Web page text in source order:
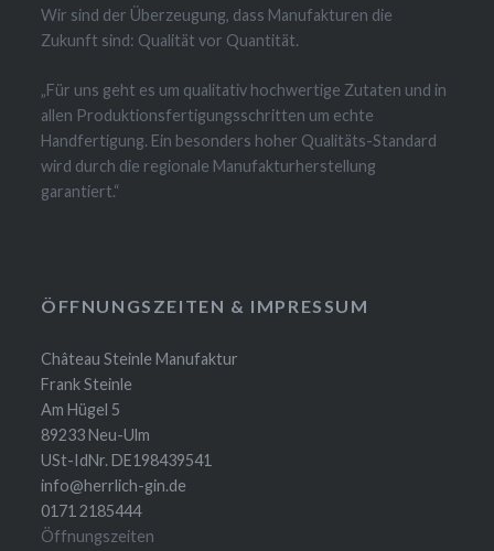
Wir sind der Überzeugung, dass Manufakturen die
Zukunft sind: Qualität vor Quantität.
„Für uns geht es um qualitativ hochwertige Zutaten und in
allen Produktionsfertigungsschritten um echte
Handfertigung. Ein besonders hoher Qualitäts-Standard
wird durch die regionale Manufakturherstellung
garantiert.“
ÖFFNUNGSZEITEN & IMPRESSUM
Château Steinle Manufaktur
Frank Steinle
Am Hügel 5
89233 Neu-Ulm
USt-IdNr. DE198439541
info@herrlich-gin.de
0171 2185444
Öffnungszeiten